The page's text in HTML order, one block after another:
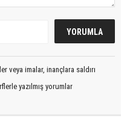
veya imalar, inançlara saldırı
yazılmış yorumlar